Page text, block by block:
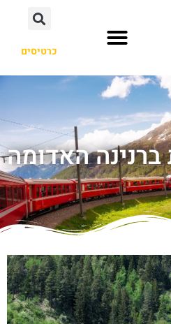
כרטיסים
האדומה